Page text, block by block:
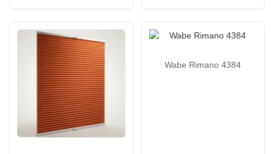
Wabe Rimano 4384